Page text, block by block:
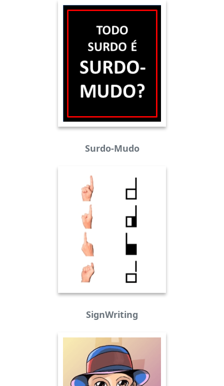
Surdo-Mudo
SignWriting